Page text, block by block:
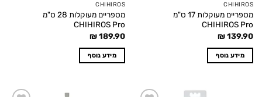
CHIHIROS
מספריים מעוקלות 17 ס"מ
CHIHIROS Pro
₪139.90
מידע נוסף
CHIHIROS
מספריים מעוקלות 28 ס"מ
CHIHIROS Pro
₪189.90
מידע נוסף